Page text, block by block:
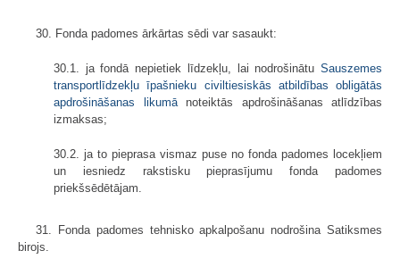
30. Fonda padomes ārkārtas sēdi var sasaukt:
30.1. ja fondā nepietiek līdzekļu, lai nodrošinātu Sauszemes
transportlīdzekļu īpašnieku civiltiesiskās atbildības obligātās
apdrošināšanas likumānoteiktās apdrošināšanas atlīdzības
izmaksas;
30.2. ja to pieprasa vismaz puse no fonda padomes locekļiem
un iesniedz rakstisku pieprasījumu fonda padomes
priekšsēdētājam.
31. Fonda padomes tehnisko apkalpošanu nodrošina Satiksmes
birojs.